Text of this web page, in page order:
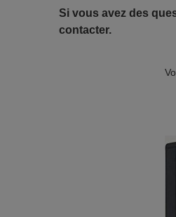
Si vous avez des
contacter.